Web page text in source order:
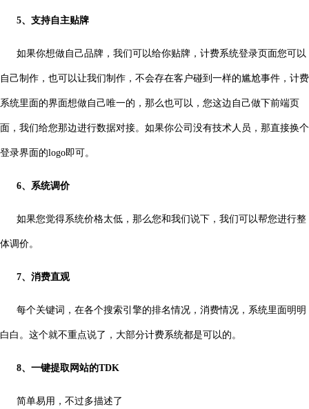
5、支持自主贴牌
如果你想做自己品牌，我们可以给你贴牌，计费系统登录页面您可以
自己制作，也可以让我们制作，不会存在客户碰到一样的尴尬事件，计费
系统里面的界面想做自己唯一的，那么也可以，您这边自己做下前端页
面，我们给您那边进行数据对接。如果你公司没有技术人员，那直接换个
登录界面的logo即可。
6、系统调价
如果您觉得系统价格太低，那么您和我们说下，我们可以帮您进行整
体调价。
7、消费直观
每个关键词，在各个搜索引擎的排名情况，消费情况，系统里面明明
白白。这个就不重点说了，大部分计费系统都是可以的。
8、一键提取网站的TDK
简单易用，不过多描述了